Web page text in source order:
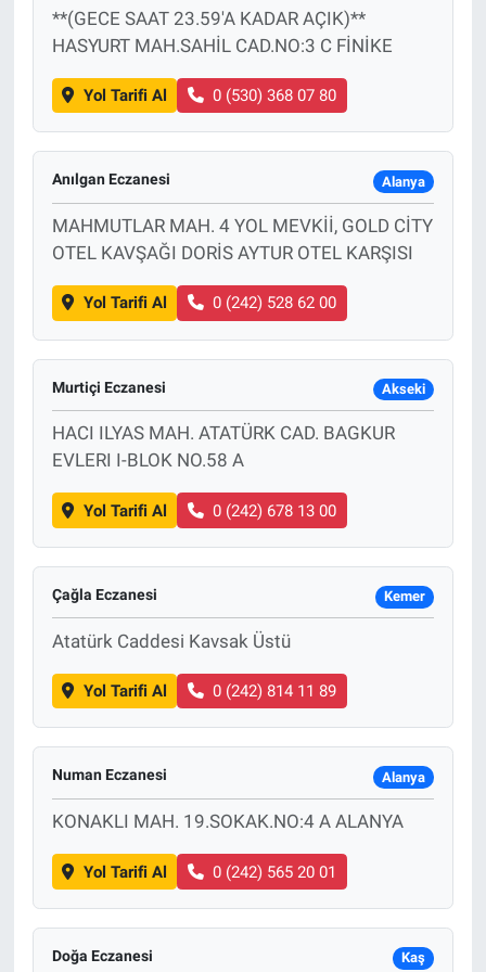
**(GECE SAAT 23.59'A KADAR AÇIK)**
HASYURT MAH.SAHİL CAD.NO:3 C FİNİKE
Yol Tarifi Al 0 (530) 368 07 80
Anılgan Eczanesi Alanya
MAHMUTLAR MAH. 4 YOL MEVKİİ, GOLD CİTY
OTEL KAVŞAĞI DORİS AYTUR OTEL KARŞISI
Yol Tarifi Al 0 (242) 528 62 00
Murtiçi Eczanesi Akseki
HACI ILYAS MAH. ATATÜRK CAD. BAGKUR
EVLERI I-BLOK NO.58 A
Yol Tarifi Al 0 (242) 678 13 00
Çağla Eczanesi Kemer
Atatürk Caddesi Kavsak Üstü
Yol Tarifi Al 0 (242) 814 11 89
Numan Eczanesi Alanya
KONAKLI MAH. 19.SOKAK.NO:4 A ALANYA
Yol Tarifi Al 0 (242) 565 20 01
Doğa Eczanesi Kaş